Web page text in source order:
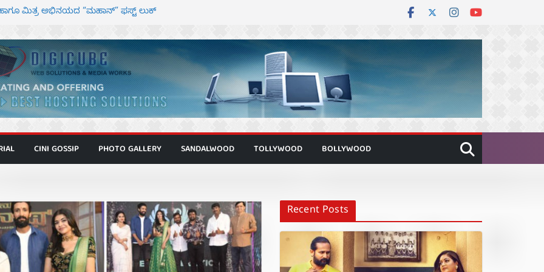
ಮಿತ್ರ ಅಭಿನಯದ “ಮಹಾನ್” ಫಸ್ಟ್ ಲುಕ್
ಕಿಟ್ಟಿ – ಮೇಘನಾರಾಜ್ ಅಭಿನಯದ “ಅಮರ್ಥ” ಚಿತ್ರ
ಅಜೇಯಂ” ಹಾಡಿದ ದೃಶ್ಯ ವೈಭವ
ಶಿವಣ್ಣ ಅಭಿನಯದ ‘ಬಾಸ್’ ಚಿತ್ರ ತೆರೆಗೆ
CINI GOSSIP PHOTO GALLERY SANDALWOOD TOLLYWOOD BOLLYWOOD
Recent Posts